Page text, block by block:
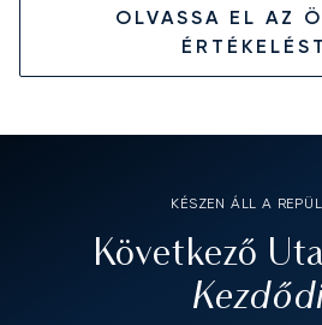
OLVASSA EL AZ
ÉRTÉKELÉST
KÉSZEN ÁLL A
Következő